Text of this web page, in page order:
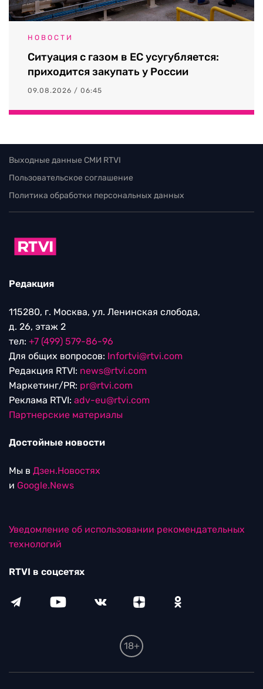
НОВОСТИ
Ситуация с газом в ЕС усугубляется:
приходится закупать у России
09.08.2026 / 06:45
Выходные данные СМИ RTVI
Пользовательское соглашение
Политика обработки персональных данных
Редакция
115280, г. Москва, ул. Ленинская слобода,
д. 26, этаж 2
тел: +7 (499) 579-86-96
Для общих вопросов: Infortvi@rtvi.com
Редакция RTVI: news@rtvi.com
Маркетинг/PR: pr@rtvi.com
Реклама RTVI: adv-eu@rtvi.com
Партнерские материалы
Достойные новости
Мы в Дзен.Новостях
и Google.News
Уведомление об использовании рекомендательных
технологий
RTVI в соцсетях
18+